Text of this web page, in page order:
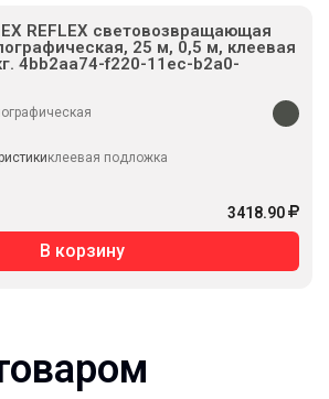
REFLEX световозвращающая
25 м, 0,5 м, клеевая
4bb2aa74-f220-11ec-b2a0-
клеевая подложка
3418.90
В корзину